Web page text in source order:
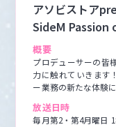
アソビストア
SideM
概要
プロデューサーの皆
力に触れていきます
ー業務の新たな体験
放送日時
毎月第2・第4月曜日